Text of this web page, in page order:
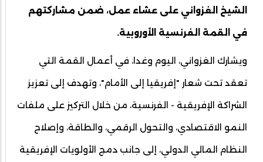
الشيخ الغزواني على عشاء عمل، ضمن مشاركتهم
في القمة الفرنسية الأوروبية.
ويشارك الغزواني، اليوم وغدا، في أعمال القمة التي
تعقد تحت شعار "إفريقيا إلى الأمام"، وتهدف إلى تعزيز
الشراكة الإفريقية - الفرنسية، من خلال التركيز على ملفات
النمو الاقتصادي، والتحول الرقمي، والطاقة، وإصلاح
النظام المالي الدولي، إلى جانب دمج الأولويات الإفريقية